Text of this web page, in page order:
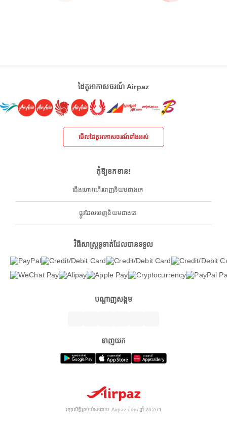
ដៃគូអាកាសចរណ៍ Airpaz
មើលដៃគូអាកាសចរណ៍ទាំងអស់
កុំឱ្យខកខាន!
ជើងហោះហើរពេញនិយមជាងគេ
ផ្លូវដែលពេញនិយមជាងគេ
វិធីសាស្ត្រទូទាត់ដែលបានទទួល
បណ្តាញសង្គម
ទាញយក
រក្សាសិទ្ធិគ្រប់យ៉ាងដោយ Airpaz.com ឆ្នាំ 2026។